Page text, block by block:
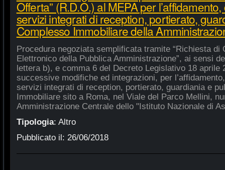
Offerta” (R.D.O.) al MEPA per
servizi integrati di reception, portierato,
Complesso Immobiliare della
Procedura negoziata semplificata tramite “Richiesta di
Elettronico della Pubblica Amministrazione”, ai sensi
lettera b), e comma 6 del Decreto Legislativo 18 aprile
successive modifiche ed integrazioni, per
servizi integrati di reception, portierato, guardiania e
Immobiliare sito a Roma, nel Viale del Parco Mellini,
Amministrazione Centrale dello "Istituto Nazionale di
Tipologia: Altro
Pubblicato il: 26/06/2018